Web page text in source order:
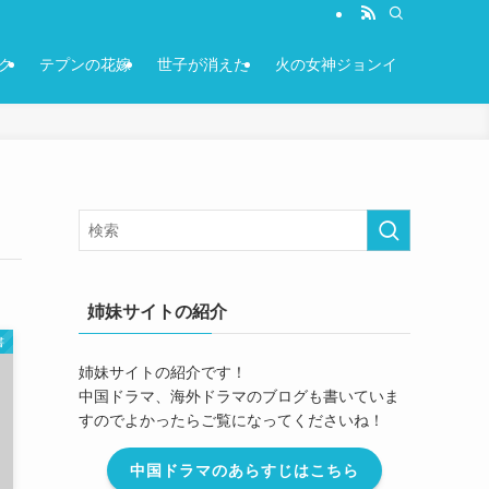
テプンの花嫁 世子が消えた 火の女神ジョンイ
姉妹サイトの紹介
姉妹サイトの紹介です！
中国ドラマ、海外ドラマのブログも書いていま
すのでよかったらご覧になってくださいね！
中国ドラマのあらすじはこちら